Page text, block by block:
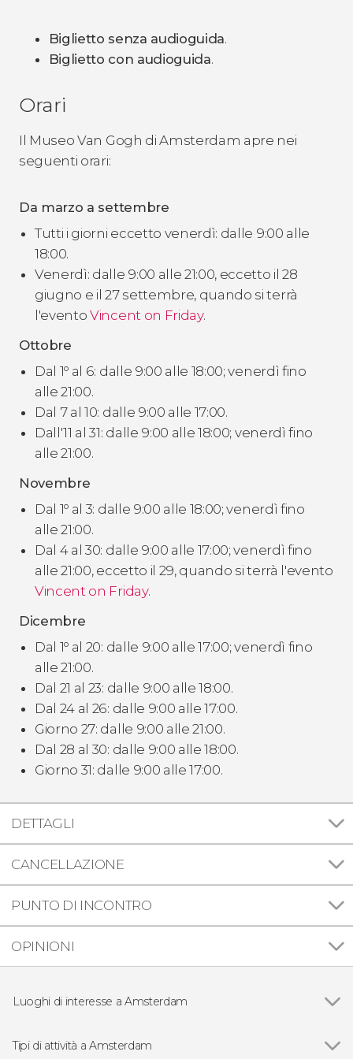
Biglietto senza audioguida.
Biglietto con audioguida.
Orari
Il Museo Van Gogh di Amsterdam apre nei
seguenti orari:
Da marzo a settembre
Tutti i giorni eccetto venerdì: dalle 9:00 alle
18:00.
Venerdì: dalle 9:00 alle 21:00, eccetto il 28
giugno e il 27 settembre, quando si terrà
l'eventoVincent on Friday.
Ottobre
Dal 1º al 6: dalle 9:00 alle 18:00; venerdì fino
alle 21:00.
Dal 7 al 10: dalle 9:00 alle 17:00.
Dall'11 al 31: dalle 9:00 alle 18:00; venerdì fino
alle 21:00.
Novembre
Dal 1º al 3: dalle 9:00 alle 18:00; venerdì fino
alle 21:00.
Dal 4 al 30: dalle 9:00 alle 17:00; venerdì fino
alle 21:00, eccetto il 29, quando si terrà l'evento
Vincent on Friday.
Dicembre
Dal 1º al 20: dalle 9:00 alle 17:00; venerdì fino
alle 21:00.
Dal 21 al 23: dalle 9:00 alle 18:00.
Dal 24 al 26: dalle 9:00 alle 17:00.
Giorno 27: dalle 9:00 alle 21:00.
Dal 28 al 30: dalle 9:00 alle 18:00.
Giorno 31: dalle 9:00 alle 17:00.
DETTAGLI
CANCELLAZIONE
PUNTO DI INCONTRO
OPINIONI
Luoghi di interesse a Amsterdam
Quartiere ebraico di Amsterdam
Tipi di attività a Amsterdam